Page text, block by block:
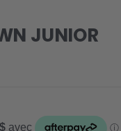
JUNIOR